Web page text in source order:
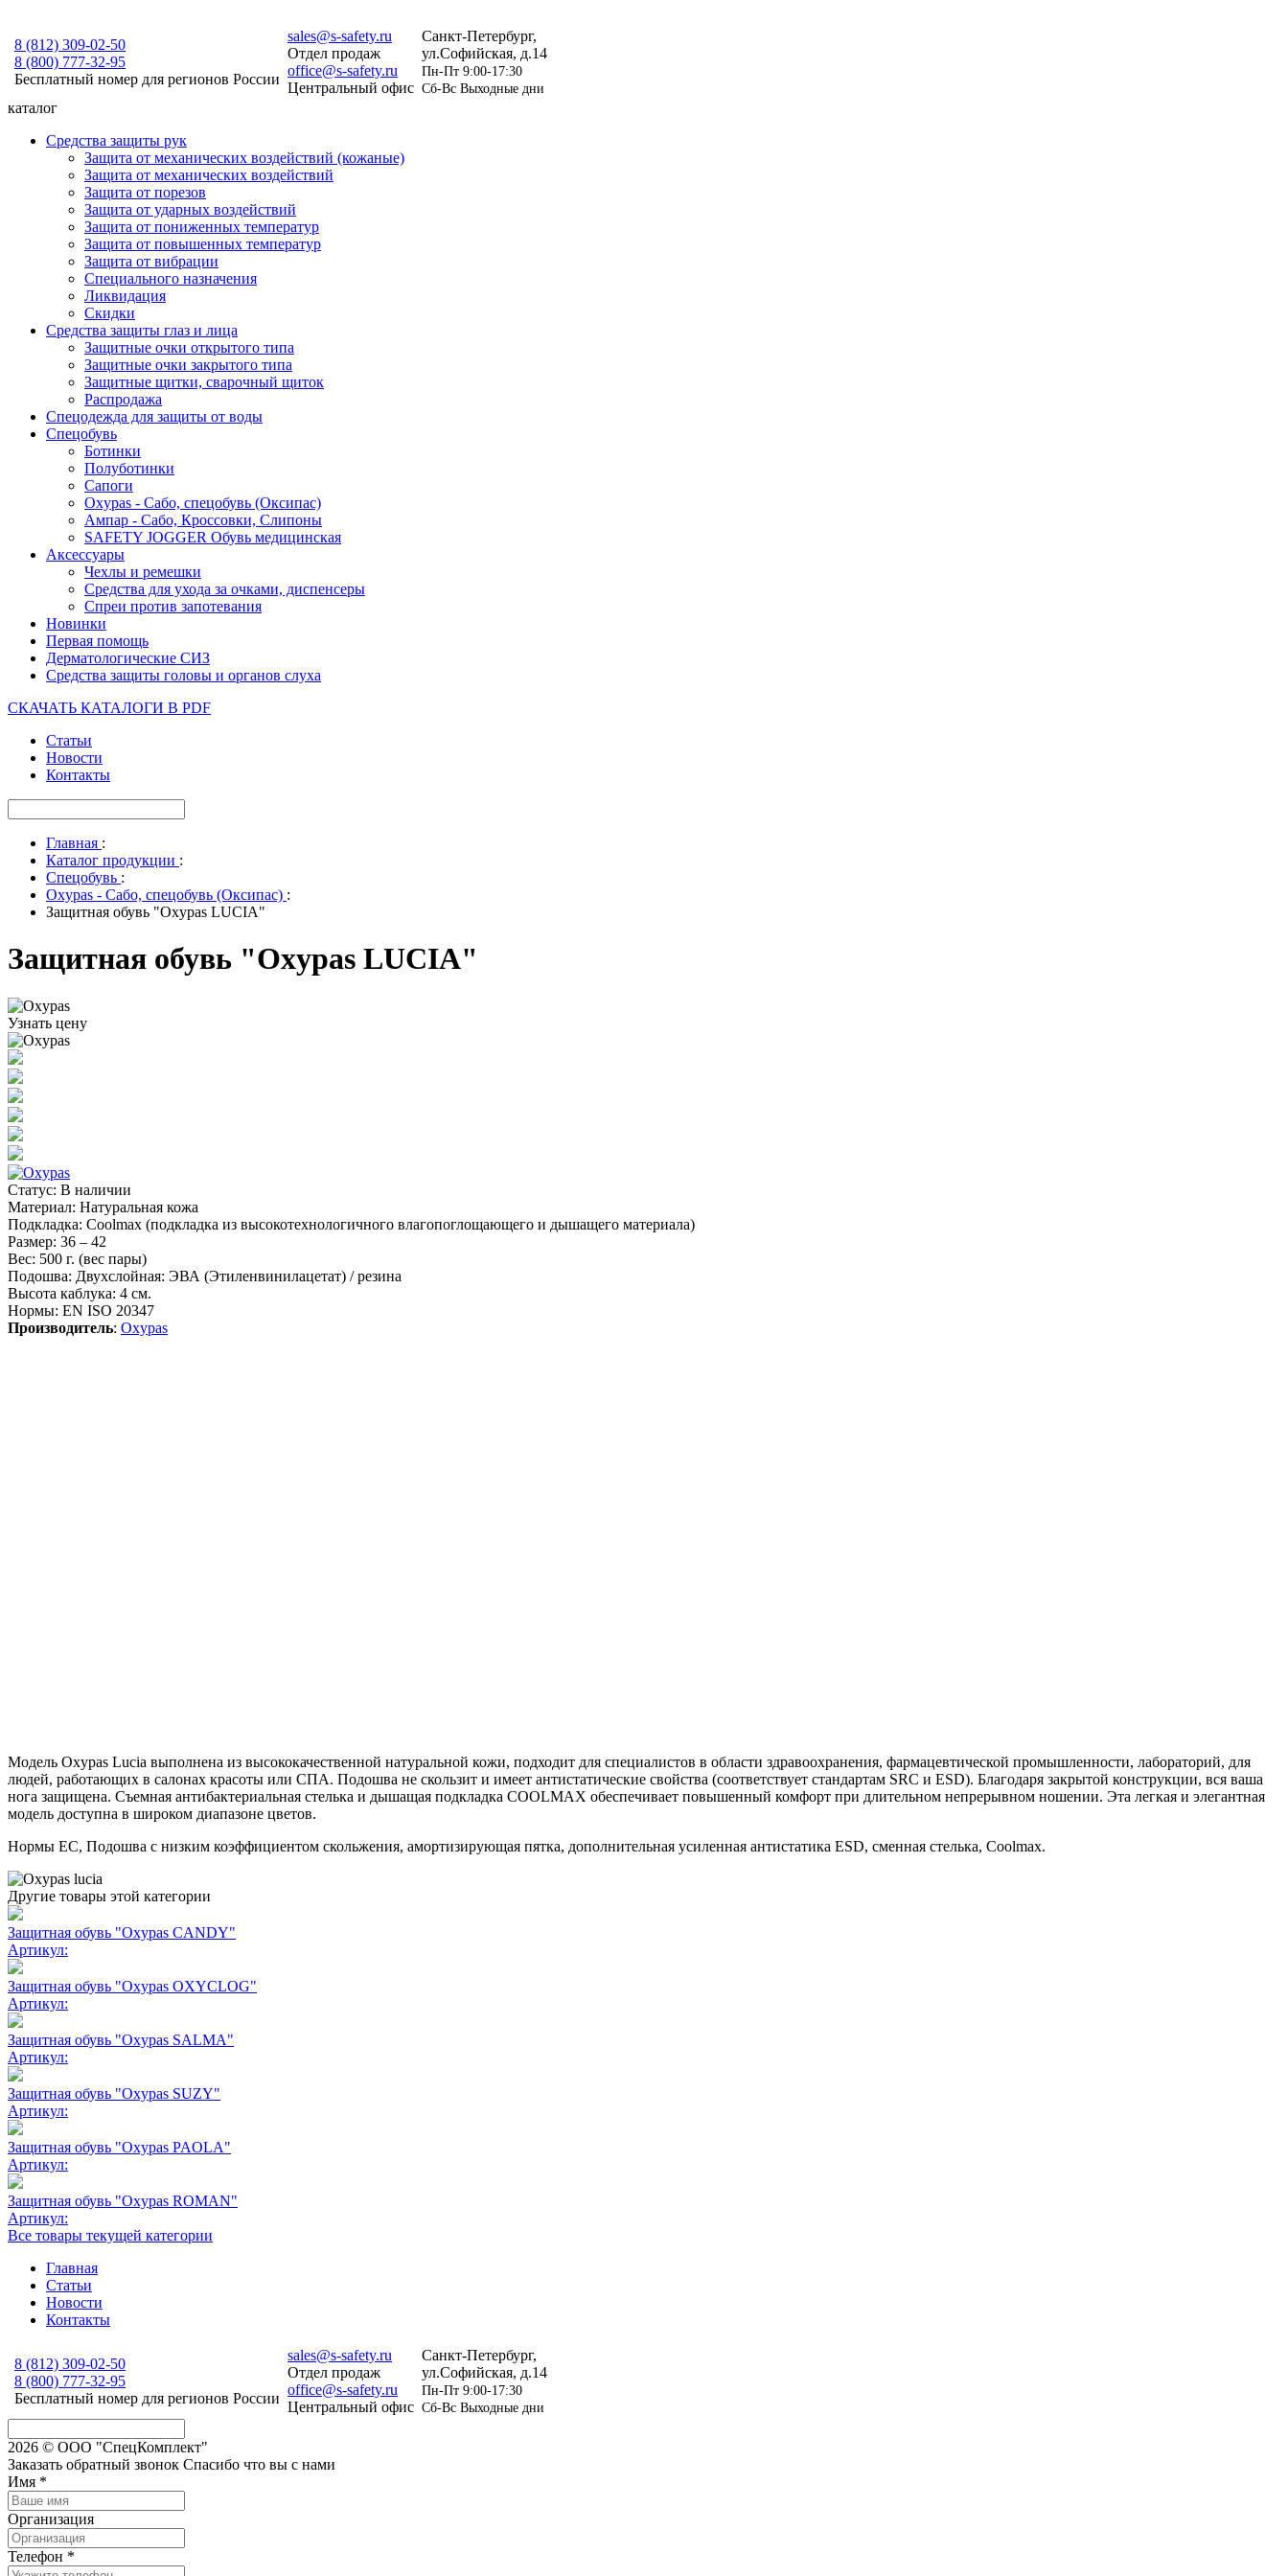
8 (812) 309-02-50
8 (800) 777-32-95
Бесплатный номер для регионов России
sales@s-safety.ru
Отдел продаж
office@s-safety.ru
Центральный офис
Санкт-Петербург,
ул.Софийская, д.14
Пн-Пт 9:00-17:30
Сб-Вс Выходные дни
каталог
Средства защиты рук
Защита от механических воздействий (кожаные)
Защита от механических воздействий
Защита от порезов
Защита от ударных воздействий
Защита от пониженных температур
Защита от повышенных температур
Защита от вибрации
Специального назначения
Ликвидация
Скидки
Средства защиты глаз и лица
Защитные очки открытого типа
Защитные очки закрытого типа
Защитные щитки, сварочный щиток
Распродажа
Спецодежда для защиты от воды
Спецобувь
Ботинки
Полуботинки
Сапоги
Oxypas - Сабо, спецобувь (Оксипас)
Ампар - Сабо, Кроссовки, Слипоны
SAFETY JOGGER Обувь медицинская
Аксессуары
Чехлы и ремешки
Средства для ухода за очками, диспенсеры
Спреи против запотевания
Новинки
Первая помощь
Дерматологические СИЗ
Средства защиты головы и органов слуха
СКАЧАТЬ КАТАЛОГИ В PDF
Статьи
Новости
Контакты
Главная :
Каталог продукции :
Спецобувь :
Oxypas - Сабо, спецобувь (Оксипас) :
Защитная обувь "Oxypas LUCIA"
Защитная обувь "Oxypas LUCIA"
Узнать цену
Статус: В наличии
Материал: Натуральная кожа
Подкладка: Coolmax (подкладка из высокотехнологичного влагопоглощающего и дышащего материала)
Размер: 36 – 42
Вес: 500 г. (вес пары)
Подошва: Двухслойная: ЭВА (Этиленвинилацетат) / резина
Высота каблука: 4 см.
Нормы: EN ISO 20347
Производитель: Oxypas
Модель Oxypas Lucia выполнена из высококачественной натуральной кожи, подходит для специалистов в области здравоохранения, фармацевтической промышленности, лабораторий, для
людей, работающих в салонах красоты или СПА. Подошва не скользит и имеет антистатические свойства (соответствует стандартам SRC и ESD). Благодаря закрытой конструкции, вся ваша
нога защищена. Съемная антибактериальная стелька и дышащая подкладка COOLMAX обеспечивает повышенный комфорт при длительном непрерывном ношении. Эта легкая и элегантная
модель доступна в широком диапазоне цветов.
Нормы EC, Подошва с низким коэффициентом скольжения, амортизирующая пятка, дополнительная усиленная антистатика ESD, сменная стелька, Coolmax.
Другие товары этой категории
Защитная обувь "Oxypas CANDY"
Артикул:
Защитная обувь "Oxypas OXYCLOG"
Артикул:
Защитная обувь "Oxypas SALMA"
Артикул:
Защитная обувь "Oxypas SUZY"
Артикул:
Защитная обувь "Oxypas PAOLA"
Артикул:
Защитная обувь "Oxypas ROMAN"
Артикул:
Все товары текущей категории
Главная
Статьи
Новости
Контакты
8 (812) 309-02-50
8 (800) 777-32-95
Бесплатный номер для регионов России
sales@s-safety.ru
Отдел продаж
office@s-safety.ru
Центральный офис
Санкт-Петербург,
ул.Софийская, д.14
Пн-Пт 9:00-17:30
Сб-Вс Выходные дни
2026 © ООО "СпецКомплект"
Заказать обратный звонок Спасибо что вы с нами
Имя *
Организация
Телефон *